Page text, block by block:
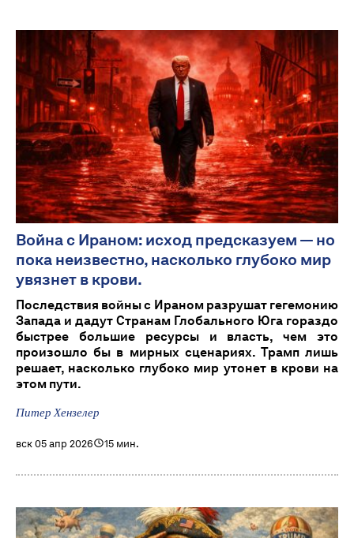
Война с Ираном: исход предсказуем — но
пока неизвестно, насколько глубоко мир
увязнет в крови.
Последствия войны с Ираном разрушат гегемонию
Запада и дадут Странaм Глобального Юга гораздо
быстрее большие ресурсы и власть, чем это
произошло бы в мирных сценариях. Трамп лишь
решает, насколько глубоко мир утонет в крови на
этом пути.
Питер Хензелер
вск 05 апр 2026 15 мин.